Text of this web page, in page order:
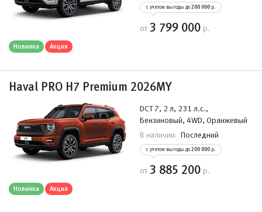
с учетом выгоды до 200 000 р.
от 3 799 000 р.
Новинка Акция
Haval PRO H7 Premium 2026MY
DCT 7, 2 л, 231 л.с.,
Бензиновый, 4WD, Оранжевый
В наличии: Последний
с учетом выгоды до 200 000 р.
от 3 885 200 р.
Новинка Акция